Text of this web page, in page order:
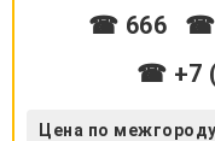
☎ 666
☎
☎ +7
Цена по